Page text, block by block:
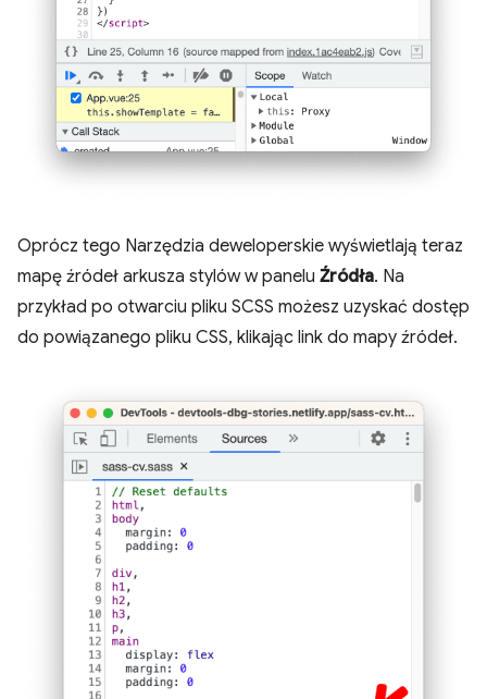
Oprócz tego Narzędzia deweloperskie wyświetlają teraz
mapę źródeł arkusza stylów w panelu Źródła. Na
przykład po otwarciu pliku SCSS możesz uzyskać dostęp
do powiązanego pliku CSS, klikając link do mapy źródeł.